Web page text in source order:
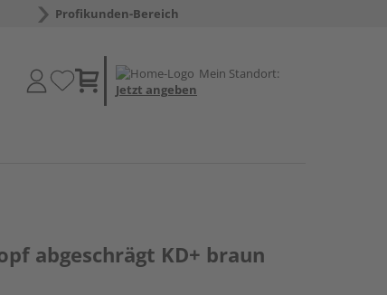
Profikunden-Bereich
Mein Standort:
Jetzt angeben
abgeschrägt KD+ braun